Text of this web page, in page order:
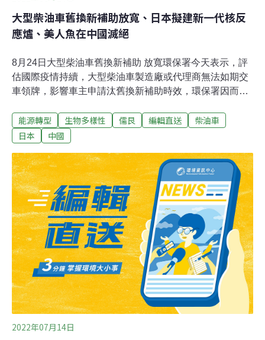
大型柴油車舊換新補助放寬、日本擬建新一代核反
應爐、美人魚在中國滅絕
8月24日大型柴油車舊換新補助 放寬環保署今天表示，評
估國際疫情持續，大型柴油車製造廠或代理商無法如期交
車領牌，影響車主申請汰舊換新補助時效，環保署因而修
修正重點，主要是增訂若無法檢具完成一至三期大型柴油
車報廢與新車文件時，可先提供一至三期大型柴油車的行
契約日期，作為期間認定基準。（經濟日報報導）2021
空、水污樣態 中油及工業局列裁罰金榜首綠色公民行動聯
盟今日公布去（2021）年空污、水污十大違規企業名單，
從違規事實嚴重性、總裁罰金額與次數綜合評量，頒發第
四屆「環境金害獎」。空污部分，以中油合計裁罰新台幣
1015萬元最多，水污以經濟部轄下工業區污水處理廠合計
19次廢水超標，開罰2591萬元最多。
能源轉型 生物多樣性 儒艮 編輯直送
柴油車
日本
中國
2022年07月14日